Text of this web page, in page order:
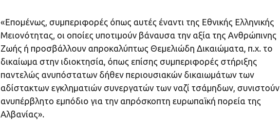
«Επομένως, συμπεριφορές όπως αυτές έναντι της Εθνικής Ελληνικής
Μειονότητας, οι οποίες υποτιμούν βάναυσα την αξία της Ανθρώπινης
Ζωής ή προσβάλλουν απροκαλύπτως Θεμελιώδη Δικαιώματα, π.χ. το
δικαίωμα στην ιδιοκτησία, όπως επίσης συμπεριφορές στήριξης
παντελώς ανυπόστατων δήθεν περιουσιακών δικαιωμάτων των
αδίστακτων εγκληματιών συνεργατών των ναζί τσάμηδων, συνιστούν
ανυπέρβλητο εμπόδιο για την απρόσκοπτη ευρωπαϊκή πορεία της
Αλβανίας».